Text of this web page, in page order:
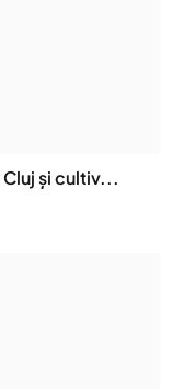
și cultiv...